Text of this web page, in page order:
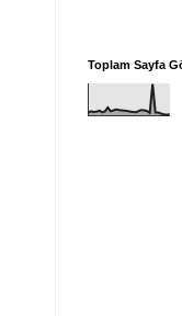
Toplam Sayfa